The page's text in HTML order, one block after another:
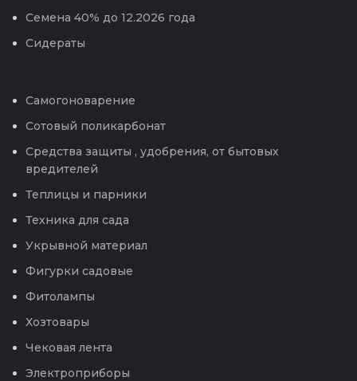
Семена 40% до 12.2026 года
Сидераты
Самогоноварение
Сотовый поликарбонат
Средства защиты , удобрения, от бытовых
вредителей
Теплицы и парники
Техника для сада
Укрывной материал
Фигурки садовые
Фитолампы
Хозтовары
Чековая лента
Электроприборы